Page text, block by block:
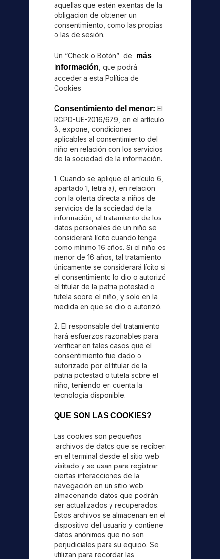
aquellas que estén exentas de la
obligación de obtener un
consentimiento, como las propias
o las de sesión.
Un “Check o Botón” de más
información , que podrá
acceder a esta Política de
Cookies
Consentimiento del menor: El
RGPD-UE-2016/679, en el artículo
8, expone, condiciones
aplicables al consentimiento del
niño en relación con los servicios
de la sociedad de la información.
1. Cuando se aplique el artículo 6,
apartado 1, letra a), en relación
con la oferta directa a niños de
servicios de la sociedad de la
información, el tratamiento de los
datos personales de un niño se
considerará lícito cuando tenga
como mínimo 16 años. Si el niño es
menor de 16 años, tal tratamiento
únicamente se considerará lícito si
el consentimiento lo dio o autorizó
el titular de la patria potestad o
tutela sobre el niño, y solo en la
medida en que se dio o autorizó.
2. El responsable del tratamiento
hará esfuerzos razonables para
verificar en tales casos que el
consentimiento fue dado o
autorizado por el titular de la
patria potestad o tutela sobre el
niño, teniendo en cuenta la
tecnología disponible.
QUE SON LAS COOKIES?
Las cookies son pequeños
archivos de datos que se reciben
en el terminal desde el sitio web
visitado y se usan para registrar
ciertas interacciones de la
navegación en un sitio web
almacenando datos que podrán
ser actualizados y recuperados.
Estos archivos se almacenan en el
dispositivo del usuario y contiene
datos anónimos que no son
perjudiciales para su equipo. Se
utilizan para recordar las